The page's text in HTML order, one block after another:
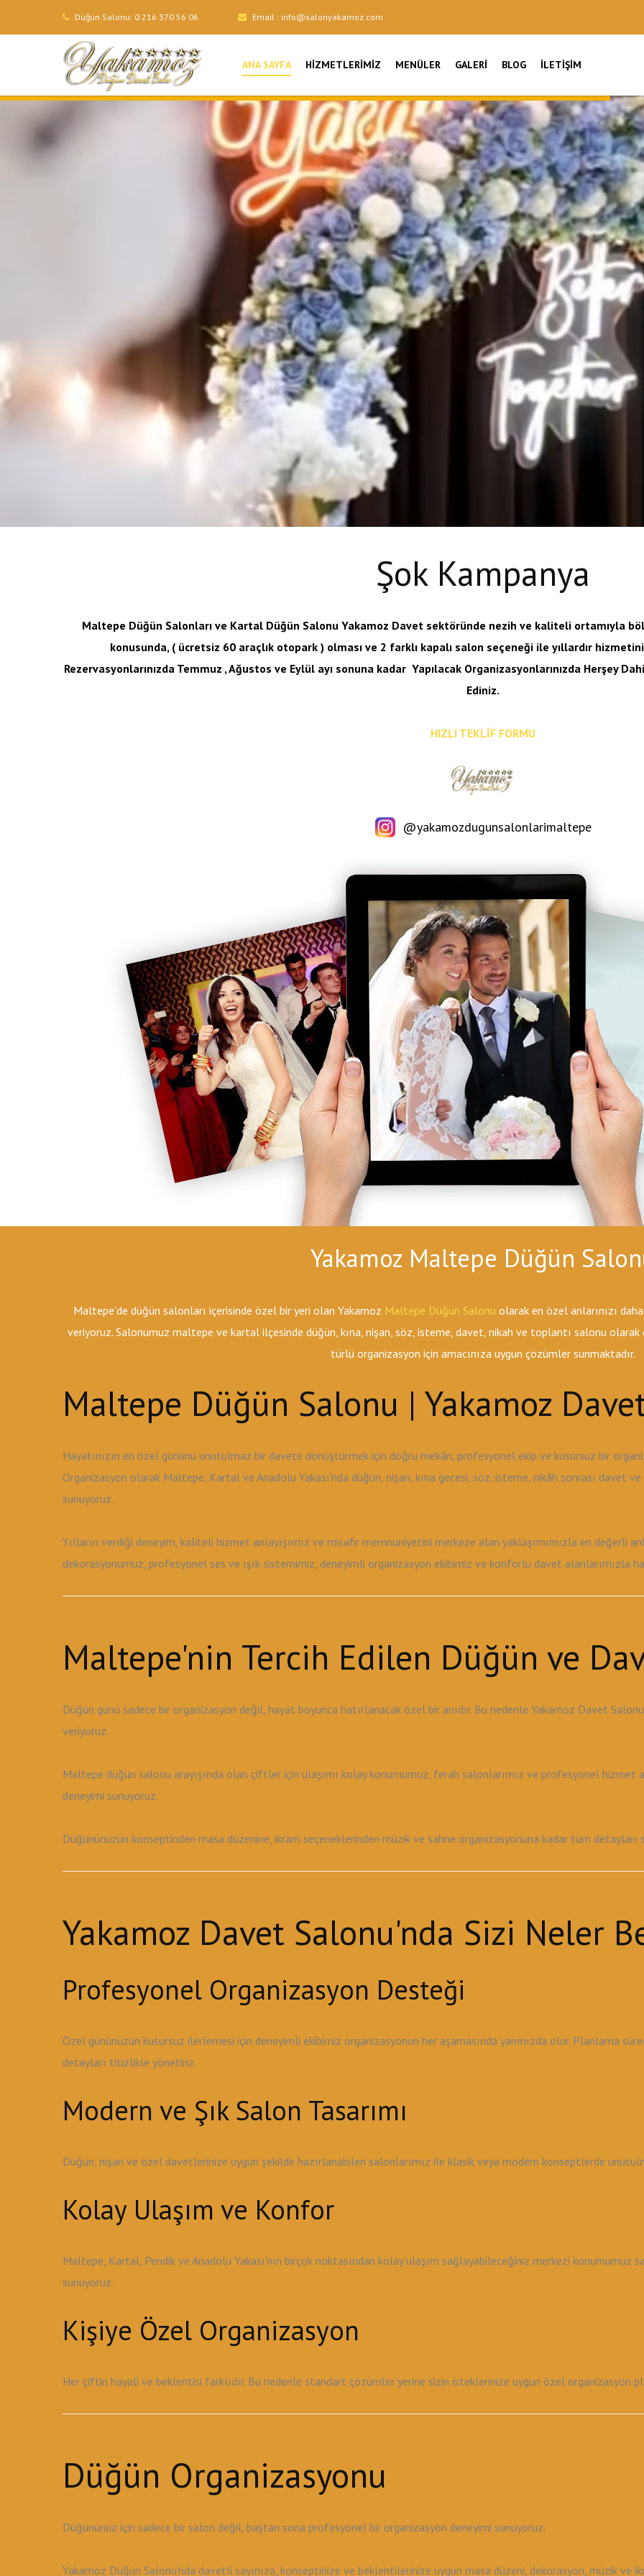
Düğün Salonu: 0 216 370 56 06 Email : info@salonyakamoz.com
ANA SAYFA HIZMETLERIMIZ MENÜLER GALERI BLOG İLETIŞIM
Şok Kampanya
Maltepe Düğün Salonları ve Kartal Düğün Salonu Yakamoz Davet sektöründe nezih ve kaliteli ortamıyla
konusunda, ( ücretsiz 60 araçlık otopark ) olması ve 2 farklı kapalı salon seçeneği ile yıllardır
Rezervasyonlarınızda Temmuz , Ağustos ve Eylül ayı sonuna kadar Yapılacak Organizasyonlarınızda Herşey
Ediniz.
HIZLI TEKLİF FORMU
@yakamozdugunsalonlarimaltepe
Yakamoz Maltepe Düğün
Maltepe'de düğün salonları içerisinde özel bir yeri olan Yakamoz Maltepe Düğün Salonu olarak en özel anlarınızı
veriyoruz. Salonumuz maltepe ve kartal ilçesinde düğün, kına, nişan, söz, isteme, davet, nikah ve toplantı salonu
türlü organizasyon için amacınıza uygun çözümler sunmaktadır.
Maltepe Düğün Salonu | Yakamoz
Hayatınızın en özel gününü unutulmaz bir davete dönüştürmek için doğru mekân, profesyonel ekip ve kusursuz bir
Organizasyon olarak Maltepe, Kartal ve Anadolu Yakası'nda düğün, nişan, kına gecesi, söz, isteme, nikâh sonrası davet
sunuyoruz.
Yılların verdiği deneyim, kaliteli hizmet anlayışımız ve misafir memnuniyetini merkeze alan yaklaşımımızla en değerli
dekorasyonumuz, profesyonel ses ve ışık sistemimiz, deneyimli organizasyon ekibimiz ve konforlu davet alanlarımızla
Maltepe'nin Tercih Edilen Düğün ve
Düğün günü sadece bir organizasyon değil, hayat boyunca hatırlanacak özel bir anıdır. Bu nedenle Yakamoz Davet
veriyoruz.
Maltepe düğün salonu arayışında olan çiftler için ulaşımı kolay konumumuz, ferah salonlarımız ve profesyonel
deneyimi sunuyoruz.
Düğününüzün konseptinden masa düzenine, ikram seçeneklerinden müzik ve sahne organizasyonuna kadar tüm
Yakamoz Davet Salonu'nda Sizi Neler
Profesyonel Organizasyon Desteği
Özel gününüzün kusursuz ilerlemesi için deneyimli ekibimiz organizasyonun her aşamasında yanınızda olur. Planlama
detayları titizlikle yönetiriz.
Modern ve Şık Salon Tasarımı
Düğün, nişan ve özel davetlerinize uygun şekilde hazırlanabilen salonlarımız ile klasik veya modern konseptlerde
Kolay Ulaşım ve Konfor
Maltepe, Kartal, Pendik ve Anadolu Yakası'nın birçok noktasından kolay ulaşım sağlayabileceğiniz merkezi konumumuz
sunuyoruz.
Kişiye Özel Organizasyon
Her çiftin hayali ve beklentisi farklıdır. Bu nedenle standart çözümler yerine sizin isteklerinize uygun özel organizasyon
Düğün Organizasyonu
Düğününüz için sadece bir salon değil, baştan sona profesyonel bir organizasyon deneyimi sunuyoruz.
Yakamoz Düğün Salonu'nda davetli sayınıza, konseptinize ve beklentilerinize uygun masa düzeni, dekorasyon, müzik ve